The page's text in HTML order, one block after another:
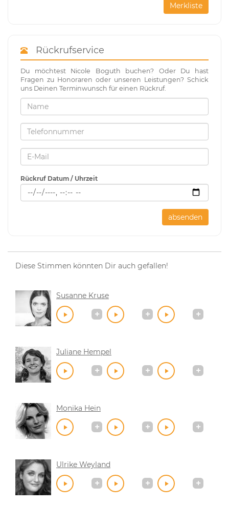
Merkliste
Rückrufservice
Du möchtest Nicole Boguth buchen? Oder Du hast
Fragen zu Honoraren oder unseren Leistungen? Schick
uns Deinen Terminwunsch für einen Rückruf.
Rückruf Datum / Uhrzeit
absenden
Diese Stimmen könnten Dir auch gefallen!
Susanne Kruse
Juliane Hempel
Monika Hein
Ulrike Weyland